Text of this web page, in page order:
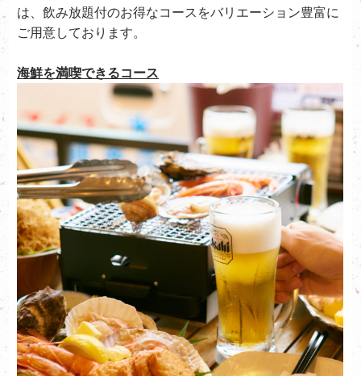
は、飲み放題付のお得なコースをバリエーション豊富に
ご用意しております。
海鮮を満喫できるコース